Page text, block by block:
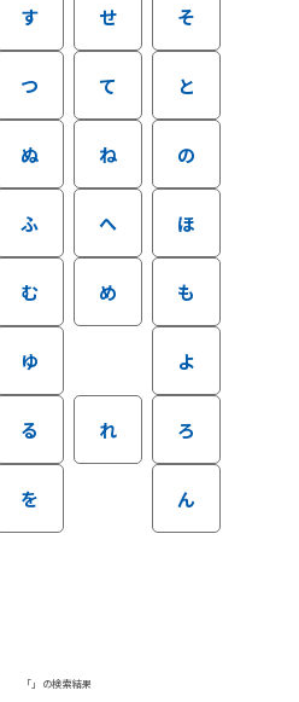
す せ そ
つ て と
ぬ ね の
ふ へ ほ
む め も
ゆ よ
る れ ろ
を ん
「」の検索結果